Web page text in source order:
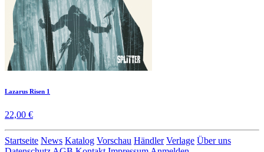
Lazarus Risen 1
22,00 €
Startseite News Katalog Vorschau Händler Verlage Über uns